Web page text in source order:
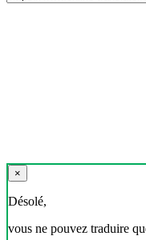
×
Désolé,
vous ne pouvez traduire